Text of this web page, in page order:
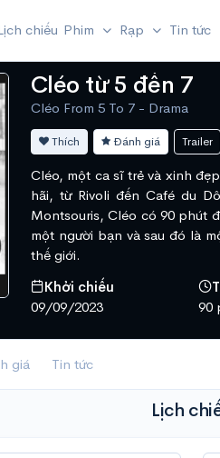
chiếu Phim Rạp Tin tức
Cléo từ 5 đến 7
Cléo From 5 To 7 - Drama
Thích Đánh giá Trailer
Cléo, một ca sĩ trẻ và xinh
hãi, từ Rivoli đến Café du
Montsouris, Cléo có 90 phút
một người bạn và sau đó là
thế giới.
Khởi chiếu
09/09/2023
90
giá Tin tức
Lịch